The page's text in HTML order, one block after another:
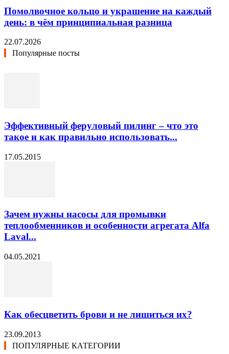
Помолвочное кольцо и украшение на каждый
день: в чём принципиальная разница
22.07.2026
Популярные посты
Эффективный феруловый пилинг – что это
такое и как правильно использовать...
17.05.2015
Зачем нужны насосы для промывки
теплообменников и особенности агрегата Alfa
Laval...
04.05.2021
Как обесцветить брови и не лишиться их?
23.09.2013
ПОПУЛЯРНЫЕ КАТЕГОРИИ